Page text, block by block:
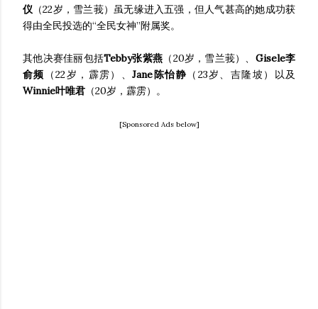
仪 （22岁，雪兰莪）虽无缘进入五强，但人气甚高的她成功获
得由全民投选的“全民女神”附属奖。
其他决赛佳丽包括Tebby张紫燕 （20岁，雪兰莪）、 Gisele李
俞频
（22岁，霹雳）、Jane陈怡静 （23岁、吉隆坡）以及
Winnie叶唯君 （20岁，霹雳）。
[Sponsored Ads below]